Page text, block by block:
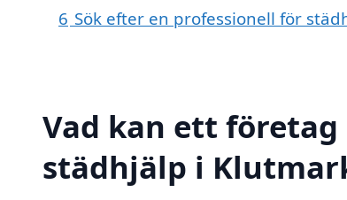
6 Sök efter en professionell för
Vad kan ett
städhjälp i